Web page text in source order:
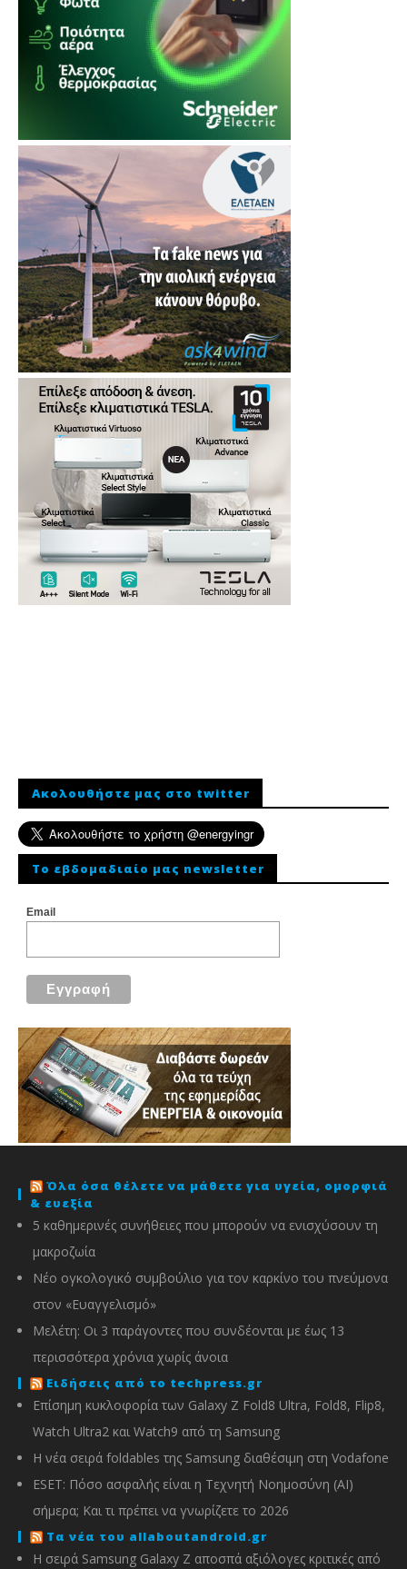
Ακολουθήστε μας στο twitter
To εβδομαδιαίο μας newsletter
Email
Όλα όσα θέλετε να μάθετε για υγεία, ομορφιά
& ευεξία
5 καθημερινές συνήθειες που μπορούν να ενισχύσουν τη
μακροζωία
Νέο ογκολογικό συμβούλιο για τον καρκίνο του πνεύμονα
στον «Ευαγγελισμό»
Μελέτη: Οι 3 παράγοντες που συνδέονται με έως 13
περισσότερα χρόνια χωρίς άνοια
Ειδήσεις από το techpress.gr
Επίσημη κυκλοφορία των Galaxy Z Fold8 Ultra, Fold8, Flip8,
Watch Ultra2 και Watch9 από τη Samsung
Η νέα σειρά foldables της Samsung διαθέσιμη στη Vodafone
ESET: Πόσο ασφαλής είναι η Τεχνητή Νοημοσύνη (AI)
σήμερα; Και τι πρέπει να γνωρίζετε το 2026
Τα νέα του allaboutandroid.gr
Η σειρά Samsung Galaxy Z αποσπά αξιόλογες κριτικές από